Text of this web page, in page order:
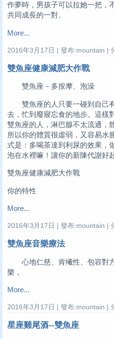
作夢時，男孩子可以拉她一把，
共同成長的一對。
More...
2016年3月17日 | 發布:mountain |
雙魚座健康減肥大作戰
雙魚座－多按摩、泡澡
雙魚座的人只要一碰到自己
去，忙到廢寢忘食的地步。這樣
雙魚座的人，淋巴腺不太流通，
所以你的體質很虛弱，又容易水
式是：多喝茶達到利尿的效果，
泡在水裡嘛！讓你的新陳代謝好
雙魚座健康減肥大作戰
你的特性
More...
2016年3月17日 | 發布:mountain |
雙魚座音樂療法
心地仁慈、肯犧性、包容對
樂，
More...
2016年3月17日 | 發布:mountain |
星座雞尾酒--雙魚座